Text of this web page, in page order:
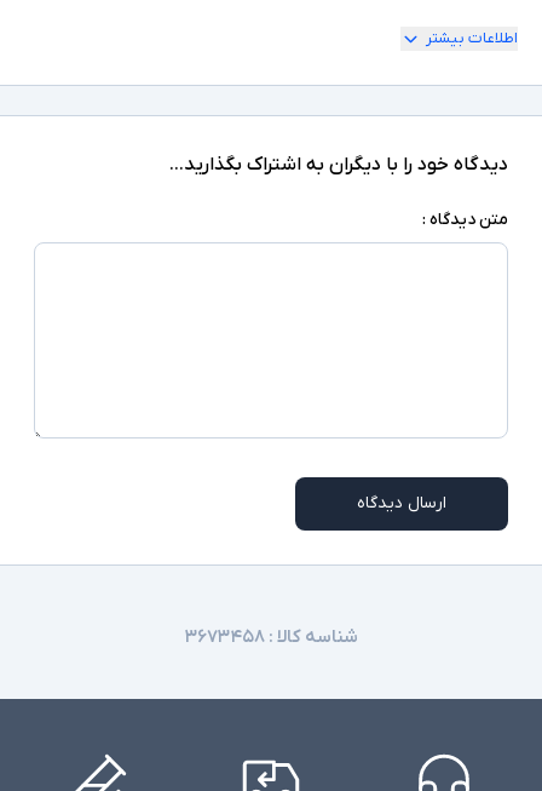
جنس بدنه
اطلاعات بیشتر
دیدگاه خود را با دیگران به اشتراک بگذارید...
متن دیدگاه :
ارسال دیدگاه
شناسه کالا :۳۶۷۳۴۵۸